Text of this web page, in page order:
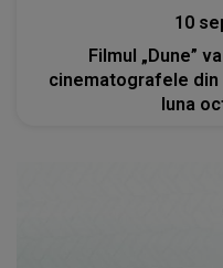
10
Filmul „Dune” va putea fi văzut în
cinematografele din
luna